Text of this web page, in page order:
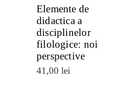
Elemente de
didactica a
disciplinelor
filologice: noi
perspective
41,00 lei